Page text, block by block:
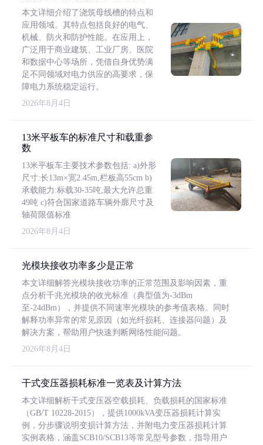
本文详细介绍了浇筑母线槽的特点和
应用领域。其特点包括良好的电气、
机械、防火和防护性能。在应用上，
广泛用于商业建筑、工业厂房、医院
和数据中心等场所，凭借自身优势满
足不同领域对电力供应的高要求，保
障电力系统稳定运行。
2026年8月4日
13米平板车的标准尺寸和载重参
数
13米平板车主要技术参数包括: a)外形
尺寸:长13m×宽2.45m,栏板高55cm b)
承载能力:标载30-35吨,最大允许总重
49吨 c)符合国家道路车辆外廓尺寸及
轴荷限值标准
2026年8月4日
光模块接收功率多少是正常
本文详细解答光模块接收功率的正常范围及影响因素，重
点分析千兆光模块的收光标准（典型值为-3dBm
至-24dBm），并提供不同速率光模块的参考值表格。同时
解释功率异常的常见原因（如光纤损耗、连接器问题）及
解决方案，帮助用户快速判断网络性能问题。
2026年8月4日
干式变压器损耗标准一览表及计算方法
本文详细解析干式变压器空载损耗、负载损耗的国家标准
（GB/T 10228-2015），提供1000kVA变压器损耗计算实
例，分步骤说明变损计算方法，并附电力变压器损耗计算
实例表格，涵盖SCB10/SCB13等常见型号参数，指导用户